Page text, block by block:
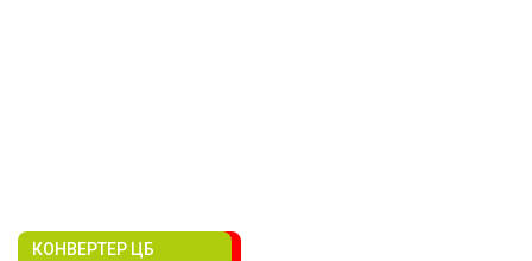
КОНВЕРТЕР ЦБ